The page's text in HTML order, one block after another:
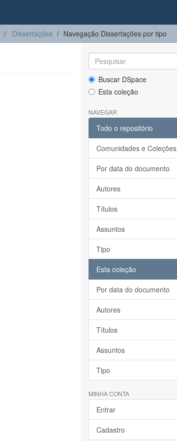
Dissertações Navegação Dissertações por tipo
Buscar DSpace
Esta coleção
NAVEGAR
Todo o repositório
Comunidades e Coleções
Por data do documento
Autores
Títulos
Assuntos
Tipo
Esta coleção
Por data do documento
Autores
Títulos
Assuntos
Tipo
MINHA CONTA
Entrar
Cadastro